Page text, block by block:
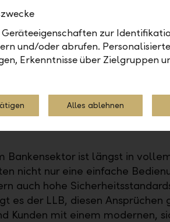
hat die LLB
erhöht. Neu müssen
9.0 oder iOS 15 verfügen, um
Bankgeschäften.
Bankensektor ist längst in
nicht nur eine einfache
auch hohe
es der LLB, diesen Ansprüchen
Kunden mit einem modernen,
zur
und/oder abrufen.
Erkenntnisse über Zielgruppen
Alles ablehnen